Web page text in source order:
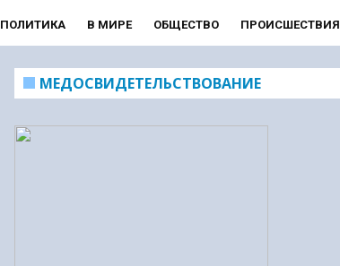
ПОЛИТИКА В МИРЕ ОБЩЕСТВО ПРОИСШЕСТВИЯ
МЕДОСВИДЕТЕЛЬСТВОВАНИЕ